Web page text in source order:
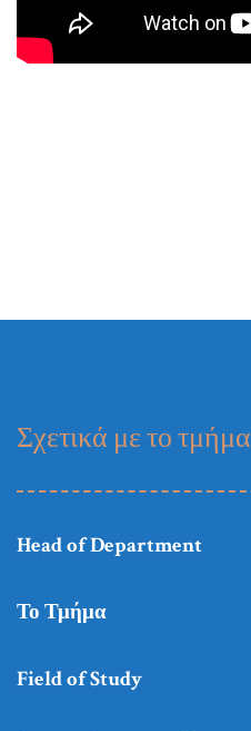
Σχετικά με το τμήμα
Head of Department
Το Τμήμα
Field of Study